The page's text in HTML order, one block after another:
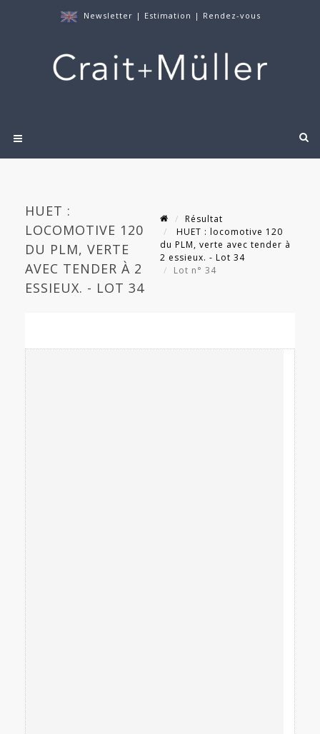
Newsletter | Estimation | Rendez-vous
HUET :
LOCOMOTIVE 120
DU PLM, VERTE
AVEC TENDER À 2
ESSIEUX. - LOT 34
Résultat
HUET : locomotive 120
du PLM, verte avec tender à
2 essieux. - Lot 34
Lot n° 34